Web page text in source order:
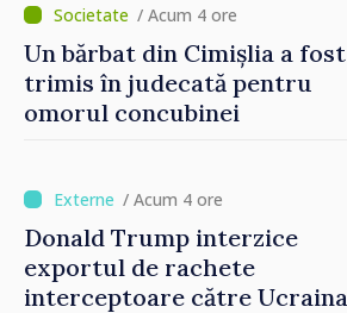
rol important în promovarea
și susținerea acestui
parcurs”
/ Acum 4 ore
Un bărbat din Cimișlia a fost
trimis în judecată pentru
omorul concubinei
/ Acum 4 ore
Donald Trump interzice
exportul de rachete
interceptoare către Ucraina